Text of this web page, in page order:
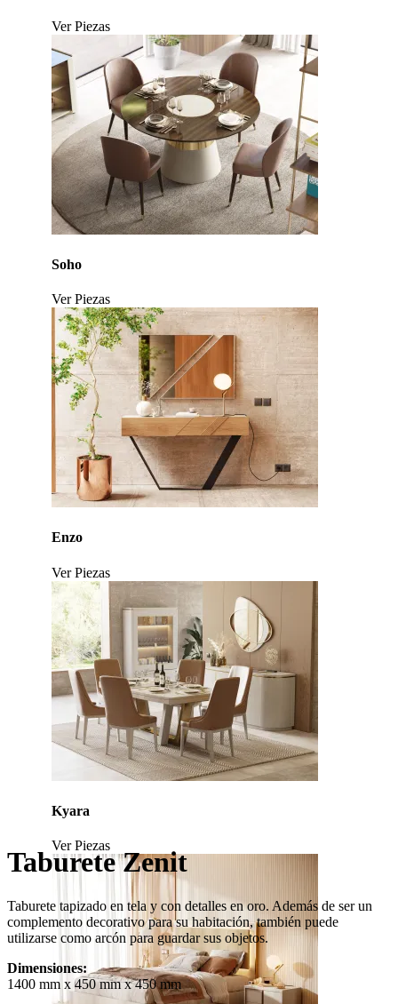
Ver Piezas
Soho
Ver Piezas
Enzo
Ver Piezas
Kyara
Ver Piezas
Click to enlarge
Taburete Zenit
Taburete tapizado en tela y con detalles en oro. Además de ser un
complemento decorativo para su habitación, también puede
utilizarse como arcón para guardar sus objetos.
Dimensiones:
1400 mm x 450 mm x 450 mm